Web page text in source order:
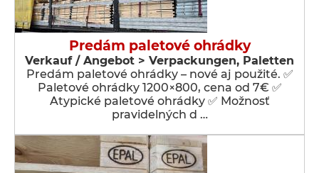
Predám paletové ohrádky
Verkauf / Angebot > Verpackungen, Paletten
Predám paletové ohrádky – nové aj použité. ✅
Paletové ohrádky 1200×800, cena od 7€ ✅
Atypické paletové ohrádky ✅ Možnosť
pravidelných d …